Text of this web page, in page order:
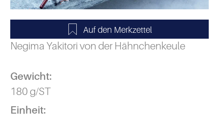
Negima Yakitori von der Hähnchenkeule
Gewicht:
180 g/ST
Einheit: